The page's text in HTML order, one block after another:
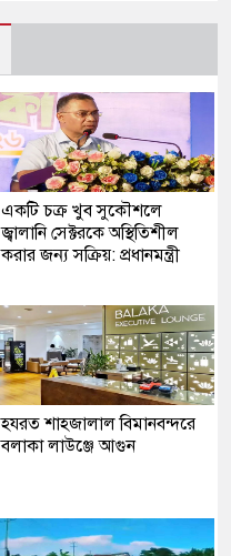
একটি চক্র খুব সুকৌশলে
জ্বালানি সেক্টরকে অস্থিতিশীল
করার জন্য সক্রিয়: প্রধানমন্ত্রী
হযরত শাহজালাল বিমানবন্দরে
বলাকা লাউঞ্জে আগুন